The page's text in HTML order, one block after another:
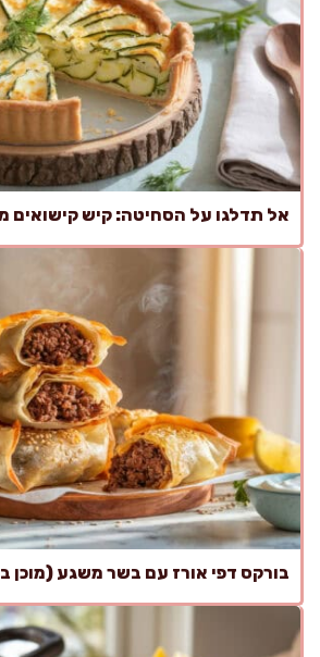
אל תדלגו על הסחיטה: קיש קישואים
בורקס דפי אורז עם בשר משגע (מוכן ב-35